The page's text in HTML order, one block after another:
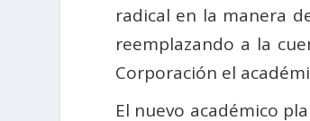
radical en la manera
reemplazando a la
Corporación el
El nuevo académico